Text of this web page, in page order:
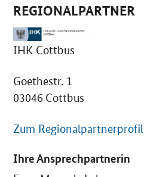
REGIONALPARTNER
IHK Cottbus
Goethestr. 1
03046 Cottbus
Zum Regionalpartnerprofil
Ihre Ansprechpartnerin